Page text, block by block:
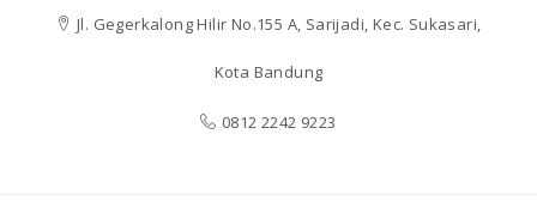
Jl. Gegerkalong Hilir No.155 A, Sarijadi, Kec. Sukasari,
Kota Bandung
0812 2242 9223